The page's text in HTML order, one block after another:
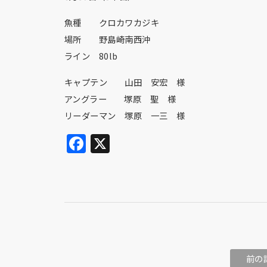
魚種 クロカワカジキ
場所 野島崎南西沖
ライン 80lb
キャプテン 山田 安宏 様
アングラー 塚原 聖 様
リーダーマン 塚原 一三 様
Facebook
X
前の